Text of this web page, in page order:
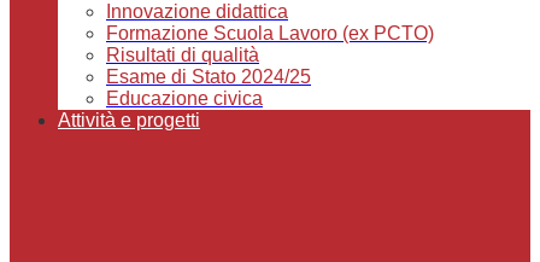
Innovazione didattica
Formazione Scuola Lavoro (ex PCTO)
Risultati di qualità
Esame di Stato 2024/25
Educazione civica
Attività e progetti